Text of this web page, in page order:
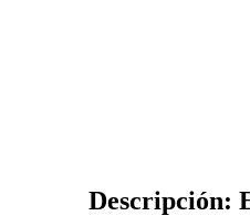
Descripción: